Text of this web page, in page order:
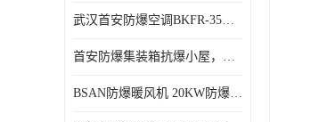
武汉首安防爆空调BKFR-35防爆空调生产厂家
首安防爆集装箱抗爆小屋，危化品暂存间厂家批发
BSAN防爆暖风机 20KW防爆工业暖风机